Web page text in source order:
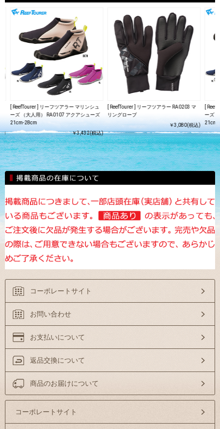
)
[ ReefTourer ] リーフツアラー マリンシュ
ーズ （大人用） RA0107 アクアシューズ
21cm-28cm
￥3,432(税込)
[ ReefTourer ] リーフツアラー RA0203 マ
リングローブ
￥3,080(税込)
[
ーズ
21cm-
コーポレートサイト
お問い合わせ
お支払いについて
返品交換について
商品のお届けについて
コーポレートサイト